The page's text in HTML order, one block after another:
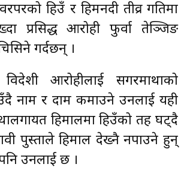
हिउँ र हिमनदी तीव्र गतिमा
प्रसिद्ध आरोही फुर्वा तेञ्जिङ
गर्दछन् ।
आरोहीलाई सगरमाथाको
नाम र दाम कमाउने उनलाई यही
हिमालमा हिउँको तह घट्दै
पुस्ताले हिमाल देख्नै नपाउने हुन्
उनलाई छ ।